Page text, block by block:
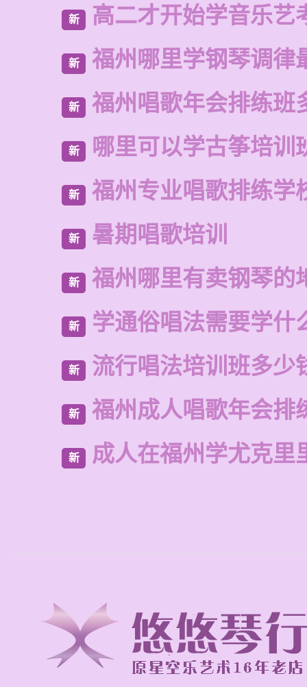
新 高二才开始学音乐艺
新 福州哪里学钢琴调律
新 福州唱歌年会排练班
新 哪里可以学古筝培训
新 福州专业唱歌排练学
新 暑期唱歌培训
新 福州哪里有卖钢琴的
新 学通俗唱法需要学什
新 流行唱法培训班多少
新 福州成人唱歌年会排
新 成人在福州学尤克里